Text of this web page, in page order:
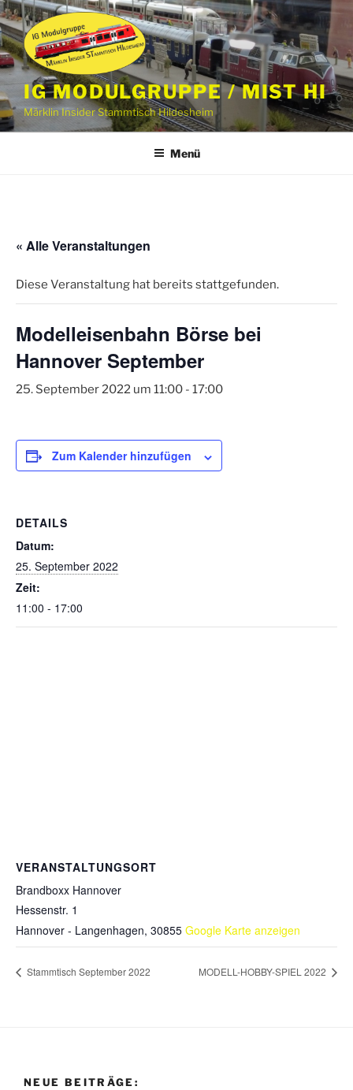
Zum
Inhalt
springen
IG MODULGRUPPE / MIST HI
Märklin Insider Stammtisch Hildesheim
Menü
« Alle Veranstaltungen
Diese Veranstaltung hat bereits stattgefunden.
Modelleisenbahn Börse bei
Hannover September
25. September 2022 um 11:00 - 17:00
Zum Kalender hinzufügen
DETAILS
Datum:
25. September 2022
Zeit:
11:00 - 17:00
VERANSTALTUNGSORT
Brandboxx Hannover
Hessenstr. 1
Hannover - Langenhagen, 30855 Google Karte anzeigen
Stammtisch September 2022 MODELL-HOBBY-SPIEL 2022
NEUE BEITRÄGE: